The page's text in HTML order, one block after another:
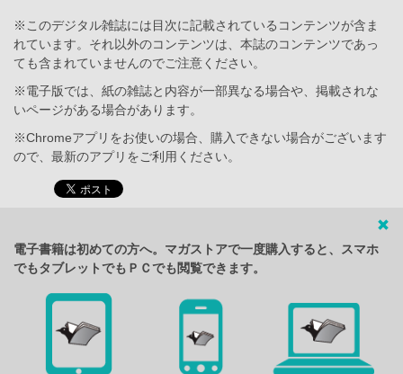
※このデジタル雑誌には目次に記載されているコンテンツが含ま
れています。それ以外のコンテンツは、本誌のコンテンツであっ
ても含まれていませんのでご注意ください。
※電子版では、紙の雑誌と内容が一部異なる場合や、掲載されな
いページがある場合があります。
※Chromeアプリをお使いの場合、購入できない場合がございます
ので、最新のアプリをご利用ください。
電子書籍は初めての方へ。マガストアで一度購入すると、スマホ
でもタブレットでもＰＣでも閲覧できます。